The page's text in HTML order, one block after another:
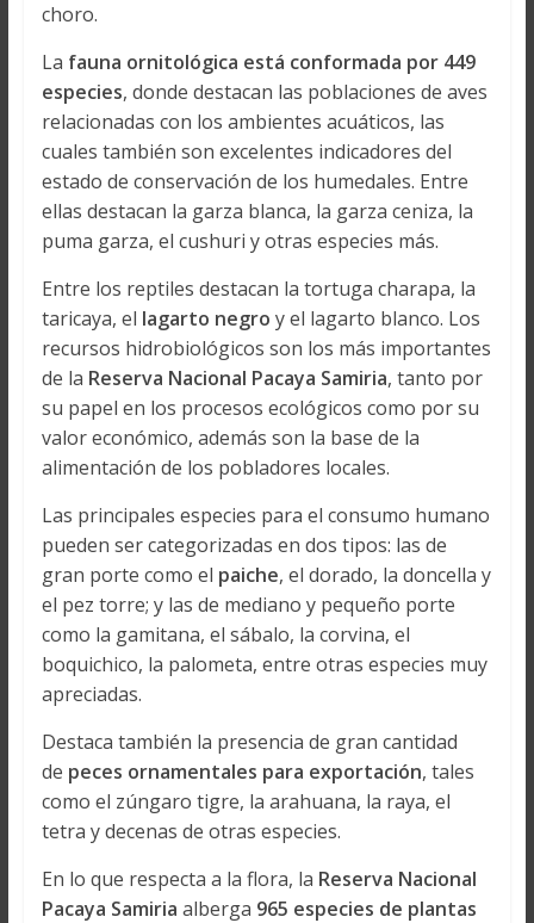
choro.
La fauna ornitológica está conformada por 449
especies, donde destacan las poblaciones de aves
relacionadas con los ambientes acuáticos, las
cuales también son excelentes indicadores del
estado de conservación de los humedales. Entre
ellas destacan la garza blanca, la garza ceniza, la
puma garza, el cushuri y otras especies más.
Entre los reptiles destacan la tortuga charapa, la
taricaya, el lagarto negro y el lagarto blanco. Los
recursos hidrobiológicos son los más importantes
de la Reserva Nacional Pacaya Samiria, tanto por
su papel en los procesos ecológicos como por su
valor económico, además son la base de la
alimentación de los pobladores locales.
Las principales especies para el consumo humano
pueden ser categorizadas en dos tipos: las de
gran porte como el paiche, el dorado, la doncella y
el pez torre; y las de mediano y pequeño porte
como la gamitana, el sábalo, la corvina, el
boquichico, la palometa, entre otras especies muy
apreciadas.
Destaca también la presencia de gran cantidad
de peces ornamentales para exportación, tales
como el zúngaro tigre, la arahuana, la raya, el
tetra y decenas de otras especies.
En lo que respecta a la flora, la Reserva Nacional
Pacaya Samiria alberga 965 especies de plantas